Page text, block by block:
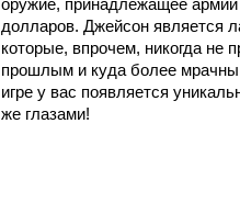
оружие, принадлежащее
долларов. Джейсон является
которые, впрочем, никогда не
прошлым и куда более
игре у вас появляется
же глазами!